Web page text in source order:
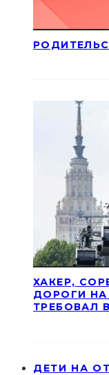
ХАКЕР,
ДОРОГИ НА
ТРЕБОВАЛ
ДЕТИ НА